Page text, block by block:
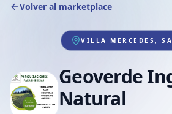
Volver al marketplace
VILLA MERCEDES,
Geoverde
Natural